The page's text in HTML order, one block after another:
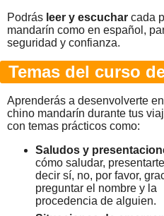
Podrás leer y escuchar cada
mandarín como en español,
seguridad y confianza.
Temas del curso
Aprenderás a desenvolverte en
chino mandarín durante tus
con temas prácticos como:
Saludos y
cómo saludar,
decir sí, no, por favor,
preguntar el nombre y la
procedencia de alguien.